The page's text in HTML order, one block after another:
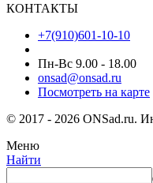
КОНТАКТЫ
+7(910)601-10-10
Пн-Вс 9.00 - 18.00
onsad@onsad.ru
Посмотреть на карте
© 2017 - 2026 ONSad.ru.
Меню
Найти